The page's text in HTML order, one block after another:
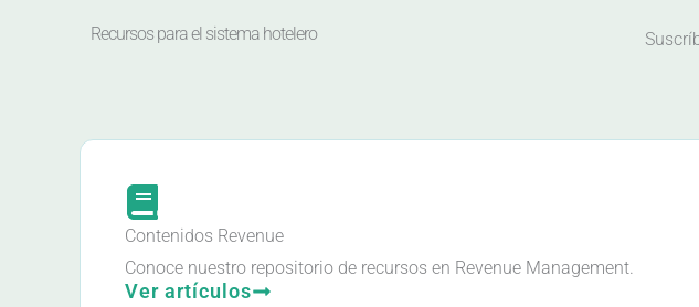
Recursos para el sistema hotelero
Contenidos Revenue
Conoce nuestro repositorio de recursos en Revenue Management.
Ver artículos